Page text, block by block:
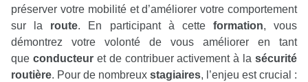
préserver votre mobilité et d’améliorer votre comportement
sur la route. En participant à cette formation, vous
démontrez votre volonté de vous améliorer en tant
que conducteuret de contribuer activement à la sécurité
routière. Pour de nombreux stagiaires, l’enjeu est crucial :